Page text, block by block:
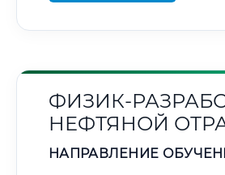
ФИЗИК-
НЕФТЯНОЙ
НАПРАВЛЕНИЕ